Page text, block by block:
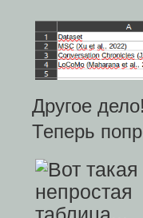
Другое
Теперь